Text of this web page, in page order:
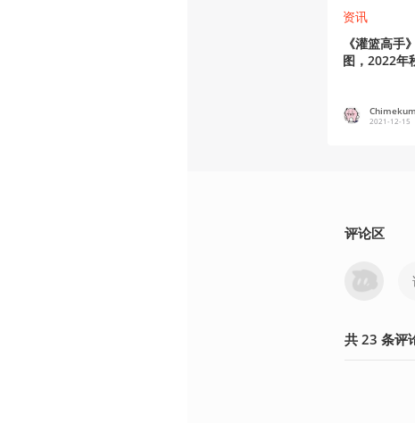
资讯
《灌篮高手
图，2022年
2021-12-15
评论区
共 23 条评